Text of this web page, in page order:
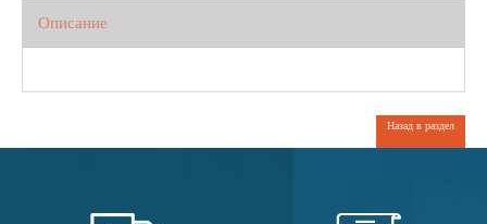
Описание
Назад в раздел